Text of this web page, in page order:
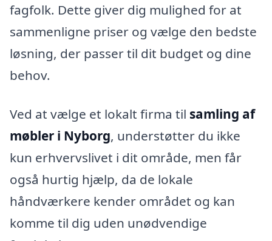
fagfolk. Dette giver dig mulighed for at
sammenligne priser og vælge den bedste
løsning, der passer til dit budget og dine
behov.
Ved at vælge et lokalt firma til samling af
møbler i Nyborg, understøtter du ikke
kun erhvervslivet i dit område, men får
også hurtig hjælp, da de lokale
håndværkere kender området og kan
komme til dig uden unødvendige